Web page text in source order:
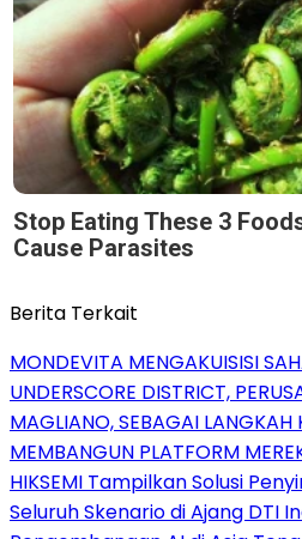
Stop Eating These 3
Cause Parasites
Berita Terkait
MONDEVITA MENGAKUISISI
UNDERSCORE DISTRICT,
MAGLIANO, SEBAGAI LANGKAH
MEMBANGUN PLATFORM
HIKSEMI Tampilkan Solusi
Seluruh Skenario di Ajang DTI